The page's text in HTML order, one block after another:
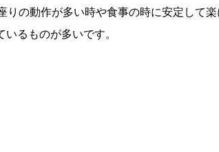
の動作が多い時や食事の時に安定して
るものが多いです。